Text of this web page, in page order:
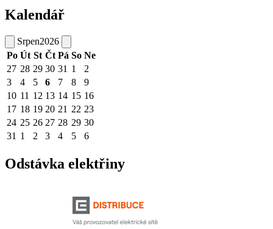
Kalendář
Srpen2026
Po Út St Čt Pá So Ne
27 28 29 30 31 1
2
3
4 5 6 7 8
9
10 11 12 13 14 15 16
17 18 19 20 21 22 23
24 25 26 27 28 29 30
31 1 2 3 4 5 6
Odstávka elektřiny